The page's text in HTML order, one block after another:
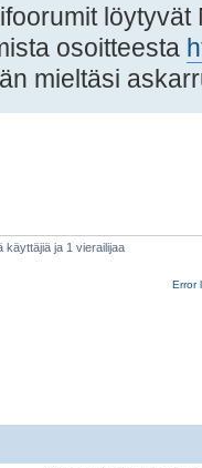
löytyvät
osoitteesta
mieltäsi
käyttäjiä ja 1 vierailijaa
Error